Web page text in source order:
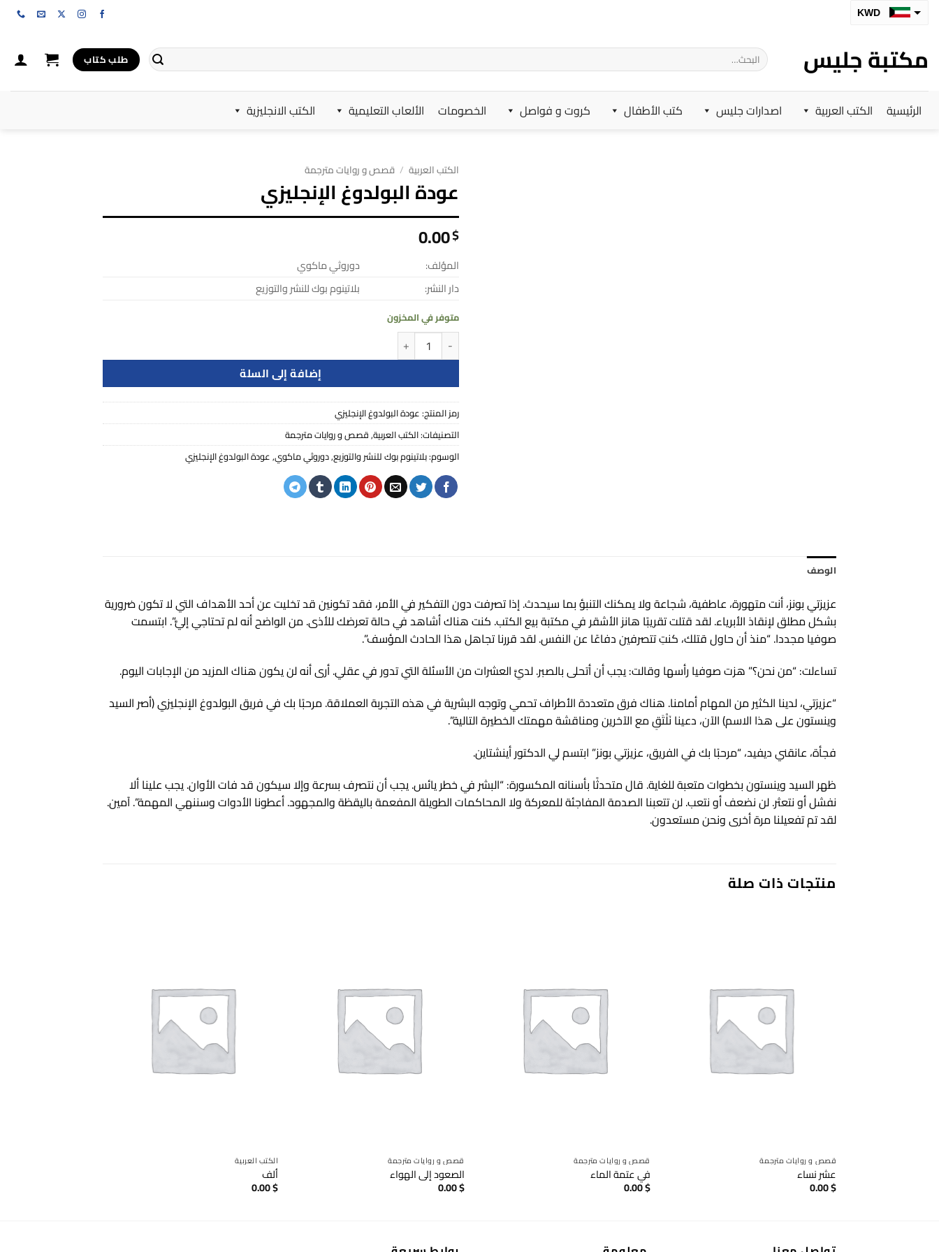
تخطي
KWD
AED
OMR
مكتبة جليس
البحث
عن:
طلب كتاب
الرئيسية الكتب العربية اصدارات جليس كتب الأطفال كروت و فواصل الخصومات الألعاب التعليمية الكتب الانجليزية
الكتب العربية / قصص و روايات مترجمة
عودة البولدوغ الإنجليزي
0.00$
المؤلف:
دوروثي ماكوي
دار النشر:
بلاتينوم بوك للنشر والتوزيع
متوفر في المخزون
كمية عودة البولدوغ الإنجليزي
إضافة إلى السلة
رمز المنتج:عودة البولدوغ الإنجليزي
التصنيفات:الكتب العربية,قصص و روايات مترجمة
الوسوم:بلاتينوم بوك للنشر والتوزيع,دوروثي ماكوي,عودة البولدوغ الإنجليزي
الوصف
عزيزتي بونز، أنت متهورة، عاطفية، شجاعة ولا يمكنك التنبؤ بما سيحدث. إذا تصرفت دون التفكير في الأمر، فقد تكونين قد تخليت عن أحد الأهداف التي لا تكون ضرورية
بشكل مطلق لإنقاذ الأبرياء. لقد قتلت تقريبًا هانز الأشقر في مكتبة بيع الكتب. كنت هناك أشاهد في حالة تعرضك للأذى. من الواضح أنه لم تحتاجي إليَّ”. ابتسمت
صوفيا مجددا. “منذ أن حاول قتلك، كنتِ تتصرفين دفاعًا عن النفس. لقد قررنا تجاهل هذا الحادث المؤسف”.
تساءلت: “من نحن؟” هزت صوفيا رأسها وقالت: يجب أن أتحلى بالصبر. لديَّ العشرات من الأسئلة التي تدور في عقلي. أرى أنه لن يكون هناك المزيد من الإجابات اليوم.
“عزيزتي، لدينا الكثير من المهام أمامنا. هناك فرق متعددة الأطراف تحمي وتوجه البشرية في هذه التجربة العملاقة. مرحبًا بك في فريق البولدوغ الإنجليزي (أصر السيد
وينستون على هذا الاسم) الآن، دعينا نَلْتَقِ مع الآخرين ومناقشة مهمتك الخطيرة التالية”.
فجأة، عانقني ديفيد، “مرحبًا بك في الفريق، عزيزتي بونز” ابتسم لي الدكتور أينشتاين.
ظهر السيد وينستون بخطوات متعبة للغاية. قال متحدثًا بأسنانه المكسورة: “البشر في خطر يائس. يجب أن نتصرف بسرعة وإلا سيكون قد فات الأوان. يجب علينا ألا
نفشل أو نتعثر. لن نضعف أو نتعب. لن تتعبنا الصدمة المفاجئة للمعركة ولا المحاكمات الطويلة المفعمة باليقظة والمجهود. أعطونا الأدوات وسننهي المهمة”. آمين.
لقد تم تفعيلنا مرة أخرى ونحن مستعدون.
منتجات ذات صلة
قصص و روايات مترجمة
عشر نساء
0.00$
قصص و روايات مترجمة
في عتمة الماء
0.00$
قصص و روايات مترجمة
الصعود إلى الهواء
0.00$
الكتب العربية
ألف
0.00$